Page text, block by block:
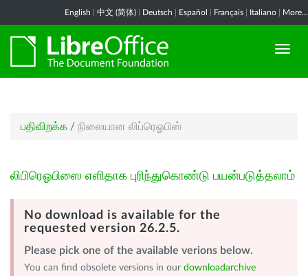
English 中文 (简体) Deutsch Español Français Italiano More...
பதிவிறக்க / நிலையான லிப்ரெஓபிஸ்
லிபிரெஓபிஸை எளிதாக புரிந்துகொண்டு பயன்படுத்தலாம்
No download is available for the
requested version 26.2.5.
Please pick one of the available verions below.
You can find obsolete versions in our downloadarchive